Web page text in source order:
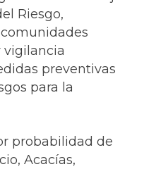
Riesgo,
vigilancia
preventivas
para la
probabilidad de
Acacías,